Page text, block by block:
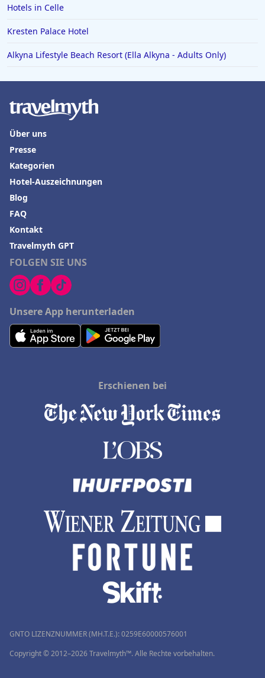
Hotels in Celle
Kresten Palace Hotel
Alkyna Lifestyle Beach Resort (Ella Alkyna - Adults Only)
FOLGEN SIE UNS
Unsere App herunterladen
Über uns
Presse
Kategorien
Hotel-Auszeichnungen
Blog
FAQ
Kontakt
Travelmyth GPT
Erschienen bei
GNTO LIZENZNUMMER (MH.T.E.): 0259Ε60000576001
Copyright © 2012–2026 Travelmyth™. Alle Rechte vorbehalten.